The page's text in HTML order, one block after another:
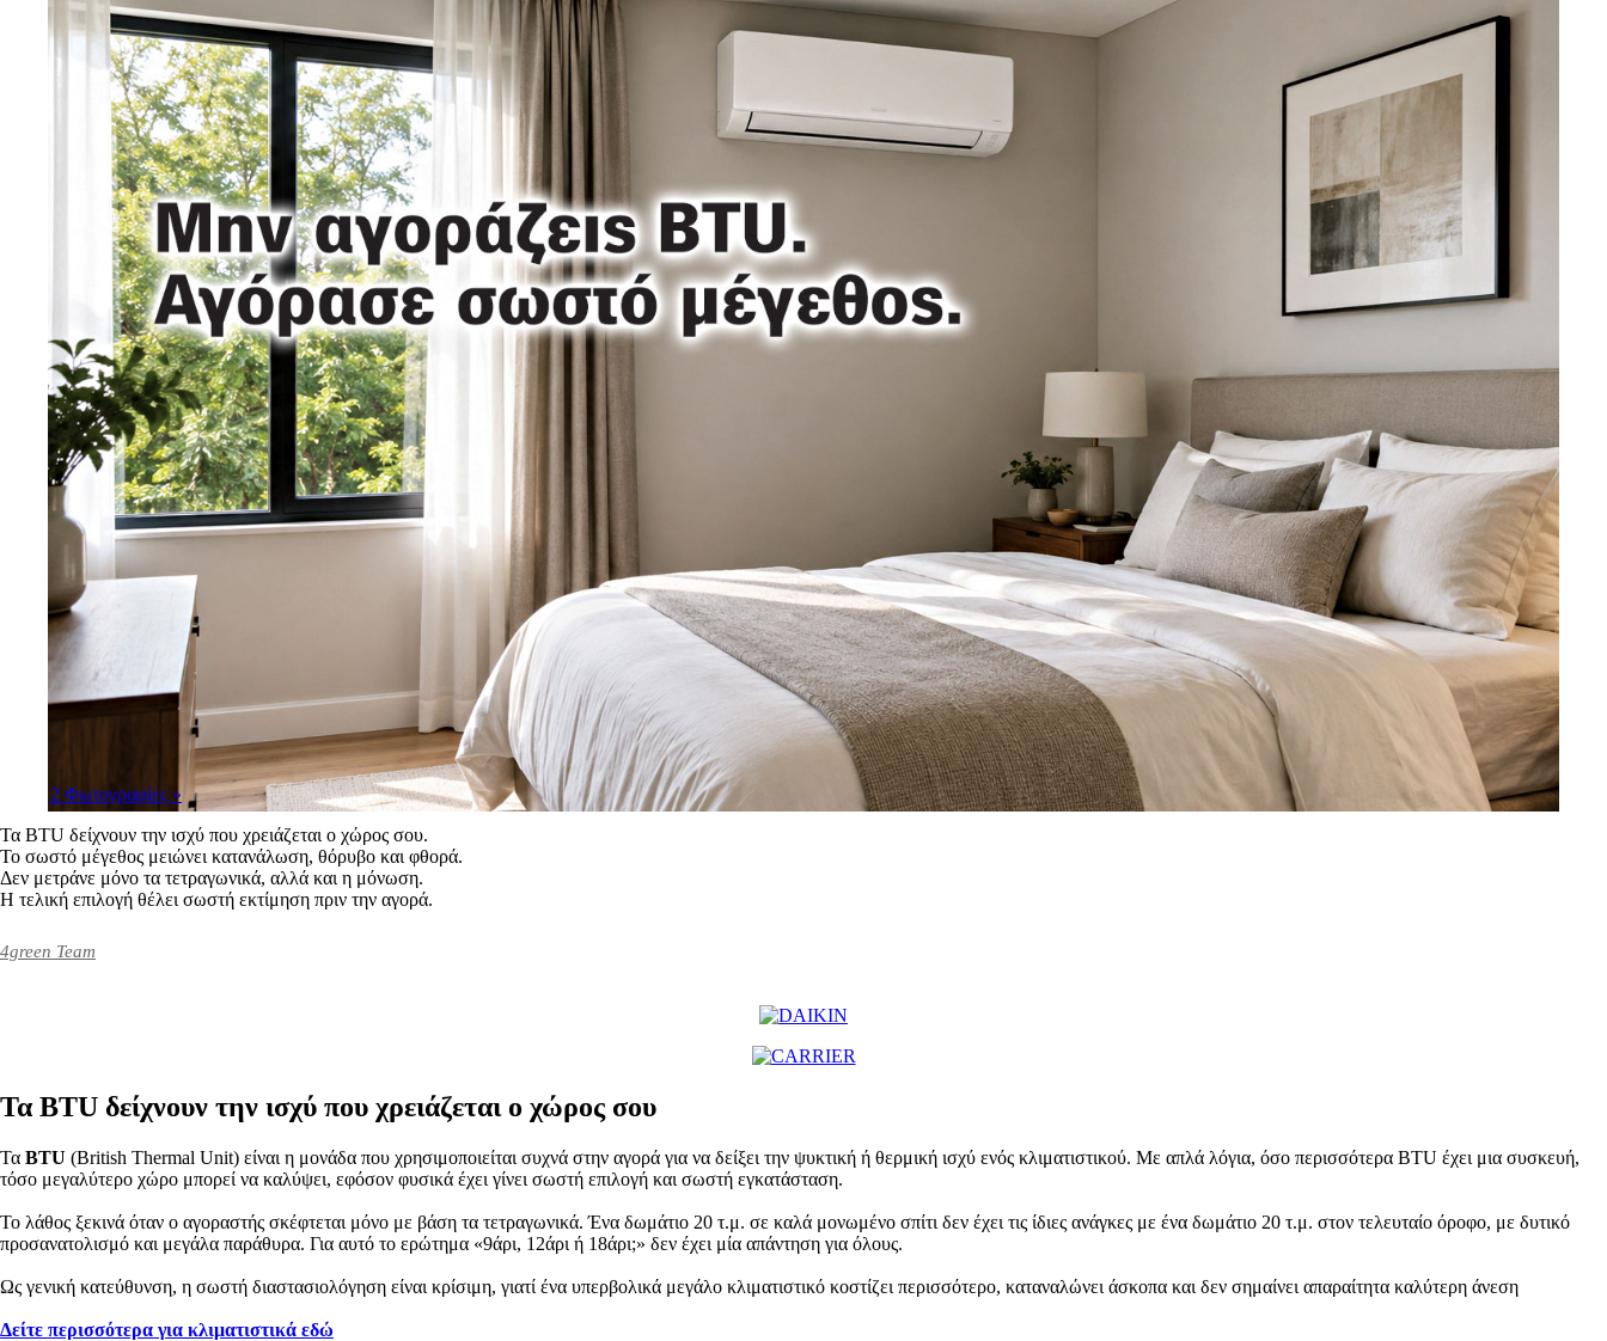
2 Φωτογραφίες »
Τα BTU δείχνουν την ισχύ που χρειάζεται ο χώρος σου.
Το σωστό μέγεθος μειώνει κατανάλωση, θόρυβο και φθορά.
Δεν μετράνε μόνο τα τετραγωνικά, αλλά και η μόνωση.
Η τελική επιλογή θέλει σωστή εκτίμηση πριν την αγορά.
4green Team
Τα BTU δείχνουν την ισχύ που χρειάζεται ο χώρος σου
Τα BTU (British Thermal Unit) είναι η μονάδα που χρησιμοποιείται συχνά στην αγορά για να δείξει την ψυκτική ή θερμική ισχύ ενός κλιματιστικού. Με απλά λόγια, όσο περισσότερα BTU έχει μια συσκευή,
τόσο μεγαλύτερο χώρο μπορεί να καλύψει, εφόσον φυσικά έχει γίνει σωστή επιλογή και σωστή εγκατάσταση.
Το λάθος ξεκινά όταν ο αγοραστής σκέφτεται μόνο με βάση τα τετραγωνικά. Ένα δωμάτιο 20 τ.μ. σε καλά μονωμένο σπίτι δεν έχει τις ίδιες ανάγκες με ένα δωμάτιο 20 τ.μ. στον τελευταίο όροφο, με δυτικό
προσανατολισμό και μεγάλα παράθυρα. Για αυτό το ερώτημα «9άρι, 12άρι ή 18άρι;» δεν έχει μία απάντηση για όλους.
Ως γενική κατεύθυνση, η σωστή διαστασιολόγηση είναι κρίσιμη, γιατί ένα υπερβολικά μεγάλο κλιματιστικό κοστίζει περισσότερο, καταναλώνει άσκοπα και δεν σημαίνει απαραίτητα καλύτερη άνεση
Δείτε περισσότερα για κλιματιστικά εδώ